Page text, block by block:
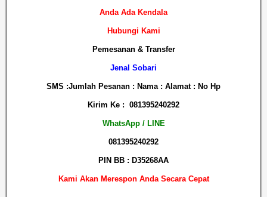
Anda Ada Kendala
Hubungi Kami
Pemesanan & Transfer
Jenal Sobari
SMS :Jumlah Pesanan : Nama : Alamat : No Hp
Kirim Ke : 081395240292
WhatsApp / LINE
081395240292
PIN BB : D35268AA
Kami Akan Merespon Anda Secara Cepat